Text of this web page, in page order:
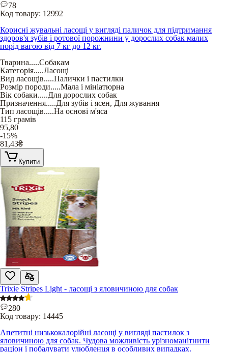
78
Код товару: 12992
Корисні жувальні ласощі у вигляді паличок для підтримання
здоров'я зубів і ротової порожнини у дорослих собак малих
порід вагою від 7 кг до 12 кг.
Тварина.....Собакам
Категорія.....Ласощі
Вид ласощів.....Палички і пастилки
Розмір породи.....Мала і мініатюрна
Вік собаки.....Для дорослих собак
Призначення.....Для зубів і ясен, Для жування
Тип ласощів.....На основі м'яса
115 грамів
95,80
-15%
81,43₴
Купити
Trixie Stripes Light - ласощі з яловичиною для собак
280
Код товару: 14445
Апетитні низькокалорійні ласощі у вигляді пастилок з
яловичиною для собак. Чудова можливість урізноманітнити
раціон і побалувати улюбленця в особливих випадках.